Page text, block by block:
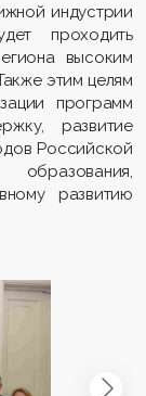
индустрии
проходить
высоким
этим целям
программ
развитие
Российской
развитию